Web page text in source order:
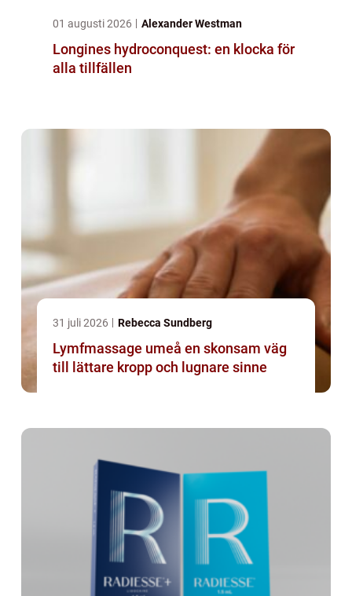
01 augusti 2026 Alexander Westman
Longines hydroconquest: en klocka för
alla tillfällen
31 juli 2026 Rebecca Sundberg
Lymfmassage umeå en skonsam väg
till lättare kropp och lugnare sinne